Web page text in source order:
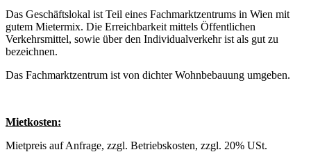
Das Geschäftslokal ist Teil eines Fachmarktzentrums in Wien mit
gutem Mietermix. Die Erreichbarkeit mittels Öffentlichen
Verkehrsmittel, sowie über den Individualverkehr ist als gut zu
bezeichnen.
Das Fachmarktzentrum ist von dichter Wohnbebauung umgeben.
Mietkosten:
Mietpreis auf Anfrage, zzgl. Betriebskosten, zzgl. 20% USt.